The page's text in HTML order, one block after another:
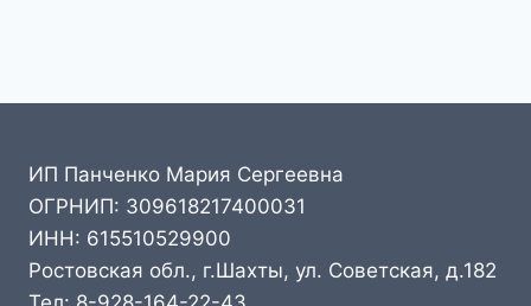
ИП Панченко Мария Сергеевна
ОГРНИП: 309618217400031
ИНН: 615510529900
Ростовская обл., г.Шахты, ул. Советская, д.182